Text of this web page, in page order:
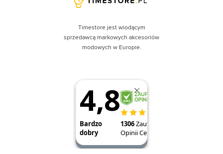
Timestore jest wiodącym
sprzedawcą markowych akcesoriów
modowych w Europie.